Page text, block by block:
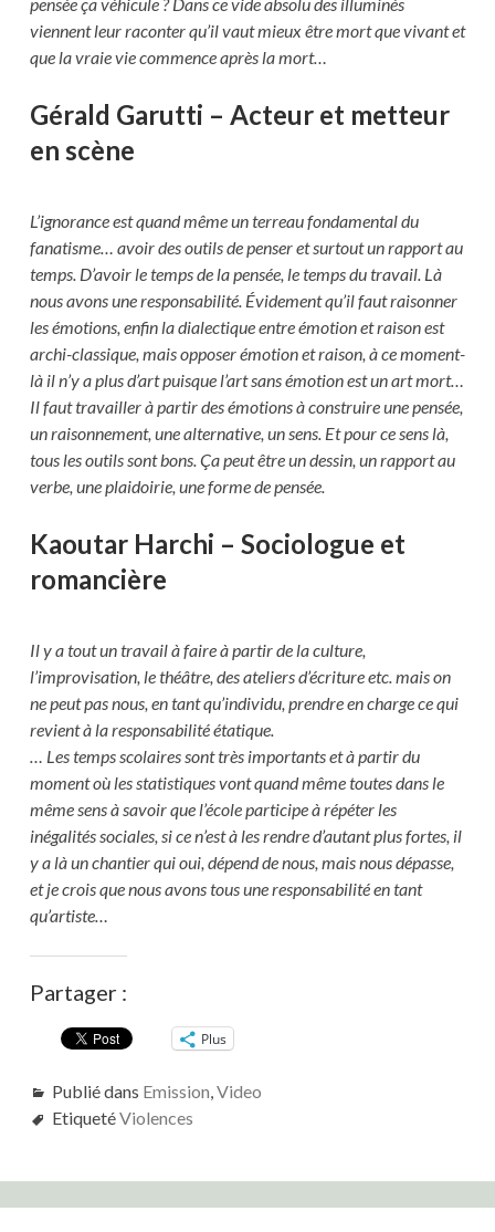
pensée ça véhicule ? Dans ce vide absolu des illuminés
viennent leur raconter qu’il vaut mieux être mort que vivant et
que la vraie vie commence après la mort…
Gérald Garutti – Acteur et metteur
en scène
L’ignorance est quand même un terreau fondamental du
fanatisme… avoir des outils de penser et surtout un rapport au
temps. D’avoir le temps de la pensée, le temps du travail. Là
nous avons une responsabilité. Évidement qu’il faut raisonner
les émotions, enfin la dialectique entre émotion et raison est
archi-classique, mais opposer émotion et raison, à ce moment-
là il n’y a plus d’art puisque l’art sans émotion est un art mort…
Il faut travailler à partir des émotions à construire une pensée,
un raisonnement, une alternative, un sens. Et pour ce sens là,
tous les outils sont bons. Ça peut être un dessin, un rapport au
verbe, une plaidoirie, une forme de pensée.
Kaoutar Harchi – Sociologue et
romancière
Il y a tout un travail à faire à partir de la culture,
l’improvisation, le théâtre, des ateliers d’écriture etc. mais on
ne peut pas nous, en tant qu’individu, prendre en charge ce qui
revient à la responsabilité étatique.
… Les temps scolaires sont très importants et à partir du
moment où les statistiques vont quand même toutes dans le
même sens à savoir que l’école participe à répéter les
inégalités sociales, si ce n’est à les rendre d’autant plus fortes, il
y a là un chantier qui oui, dépend de nous, mais nous dépasse,
et je crois que nous avons tous une responsabilité en tant
qu’artiste…
Partager :
Plus
Publié dans Emission,Video
EtiquetéViolences